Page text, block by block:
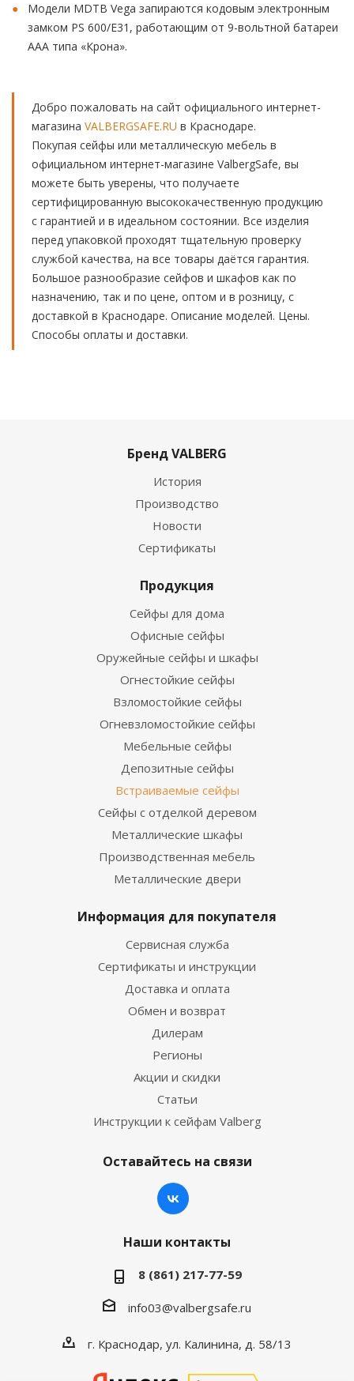
Модели MDTB Vega запираются кодовым электронным
замком PS 600/Е31, работающим от 9-вольтной батареи
ААА типа «Крона».
Добро пожаловать на сайт официального интернет-
магазина VALBERGSAFE.RU в Краснодаре.
Покупая сейфы или металлическую мебель в
официальном интернет-магазине ValbergSafe, вы
можете быть уверены, что получаете
сертифицированную высококачественную продукцию
с гарантией и в идеальном состоянии. Все изделия
перед упаковкой проходят тщательную проверку
службой качества, на все товары даётся гарантия.
Большое разнообразие сейфов и шкафов как по
назначению, так и по цене, оптом и в розницу, с
доставкой в Краснодаре. Описание моделей. Цены.
Способы оплаты и доставки.
Бренд VALBERG
История
Производство
Новости
Сертификаты
Продукция
Сейфы для дома
Офисные сейфы
Оружейные сейфы и шкафы
Огнестойкие сейфы
Взломостойкие сейфы
Огневзломостойкие сейфы
Мебельные сейфы
Депозитные сейфы
Встраиваемые сейфы
Сейфы с отделкой деревом
Металлические шкафы
Производственная мебель
Металлические двери
Информация для покупателя
Сервисная служба
Сертификаты и инструкции
Доставка и оплата
Обмен и возврат
Дилерам
Регионы
Акции и скидки
Статьи
Инструкции к сейфам Valberg
Оставайтесь на связи
Наши контакты
8 (861) 217-77-59
info03@valbergsafe.ru
г. Краснодар, ул. Калинина, д. 58/13